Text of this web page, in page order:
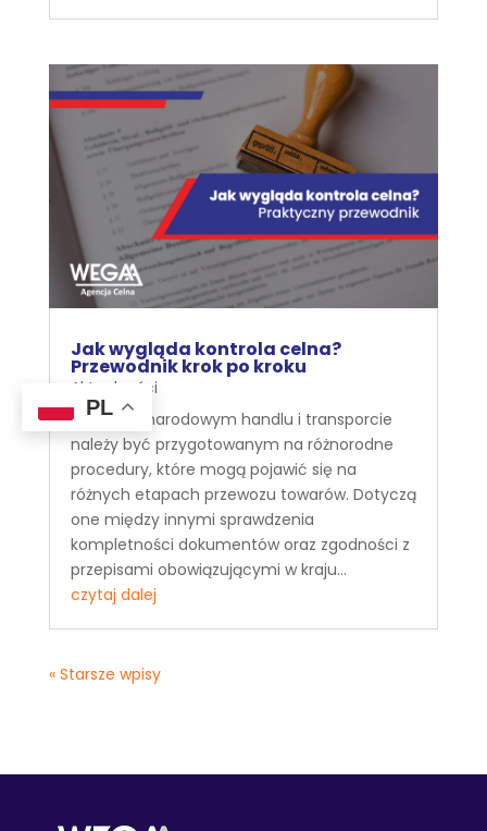
Jak wygląda kontrola celna?
Przewodnik krok po kroku
Aktualności
W międzynarodowym handlu i transporcie
należy być przygotowanym na różnorodne
procedury, które mogą pojawić się na
różnych etapach przewozu towarów. Dotyczą
one między innymi sprawdzenia
kompletności dokumentów oraz zgodności z
przepisami obowiązującymi w kraju...
czytaj dalej
« Starsze wpisy
PL